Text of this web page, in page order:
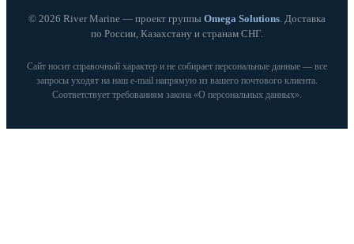
© 2026 River Marine — проект группы Omega Solutions. Доставка
по России, Казахстану и странам СНГ.
Сайт носит справочный характер и не собирает персональные данные — все
запросы уходят на наш e‑mail напрямую из вашего почтового клиента.
Соответствует требованиям закона «О персональных данных».